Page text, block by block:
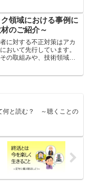
領域における事例に
のご紹介～
に対する不正対策はアカ
おいて先行しています。
の取組みや、技術領域に
何と読む？ ～聴くことの